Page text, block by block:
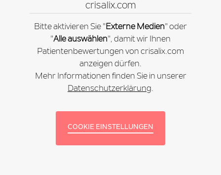
crisalix.com
Bitte aktivieren Sie " Externe Medien" oder
"Alle auswählen", damit wir Ihnen
Patientenbewertungen von crisalix.com
anzeigen dürfen.
Mehr Informationen finden Sie in unserer
Datenschutzerklärung.
COOKIE EINSTELLUNGEN